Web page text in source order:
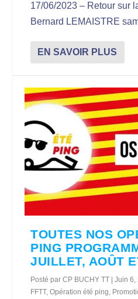
17/06/2023 – Retour sur
Bernard LEMAISTRE
EN SAVOIR PLUS
TOUTES NOS
PING
JUILLET, AOÛT
Posté parCP BUCHY TT |Juin 6,
FFTT,Opération été ping,